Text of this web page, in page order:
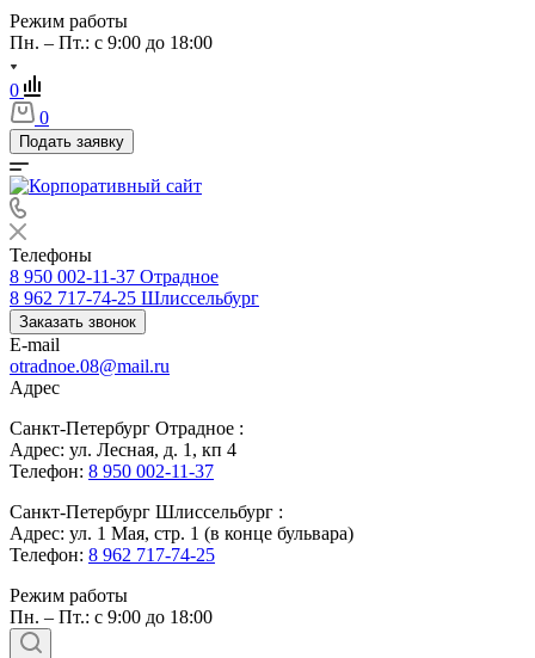
Режим работы
Пн. – Пт.: с 9:00 до 18:00
0
0
Подать заявку
Телефоны
8 950 002-11-37 Отрадное
8 962 717-74-25 Шлиссельбург
Заказать звонок
E-mail
otradnoe.08@mail.ru
Адрес
Санкт-Петербург Отрадное :
Адрес: ул. Лесная, д. 1, кп 4
Телефон: 8 950 002-11-37
Санкт-Петербург Шлиссельбург :
Адрес: ул. 1 Мая, стр. 1 (в конце бульвара)
Телефон: 8 962 717-74-25
Режим работы
Пн. – Пт.: с 9:00 до 18:00